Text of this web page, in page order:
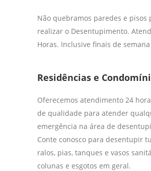
Não quebramos paredes e pisos
realizar o Desentupimento.
Horas. Inclusive finais de
Residências e
Oferecemos atendimento 24
de qualidade para atender
emergência na área de
Conte conosco para desentupir
ralos, pias, tanques e vasos
colunas e esgotos em geral.